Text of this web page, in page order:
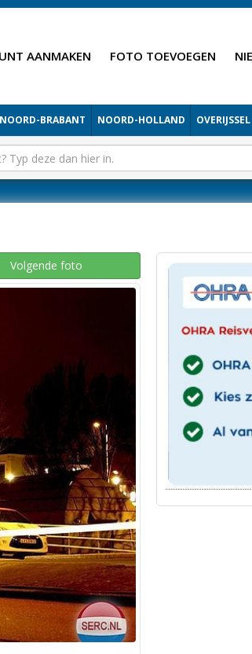
AANMAKEN FOTO TOEVOEGEN
NOORD-BRABANT NOORD-HOLLAND OVERIJSSEL
Volgende foto